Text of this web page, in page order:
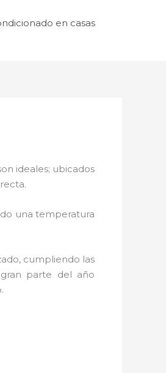
en casas
ideales; ubicados
una temperatura
cumpliendo las
parte del año